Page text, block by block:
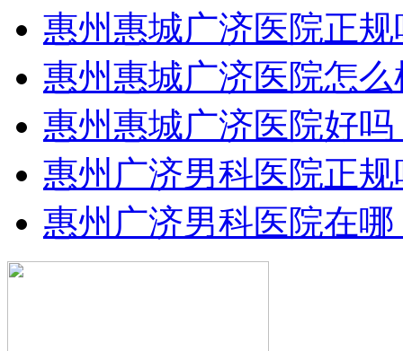
惠州惠城广济医院正规
惠州惠城广济医院怎么
惠州惠城广济医院好吗
惠州广济男科医院正规
惠州广济男科医院在哪